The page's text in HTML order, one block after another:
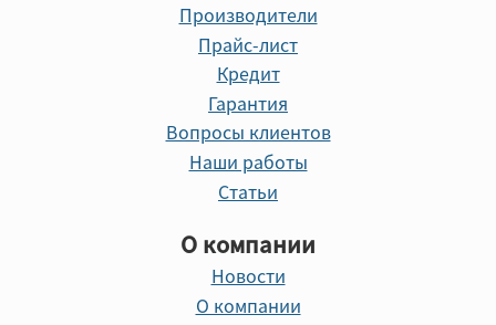
Производители
Прайс-лист
Кредит
Гарантия
Вопросы клиентов
Наши работы
Статьи
О компании
Новости
О компании